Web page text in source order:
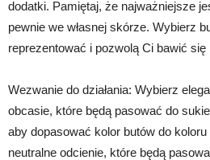
dodatki. Pamiętaj, że najważniejsze
pewnie we własnej skórze. Wybierz
reprezentować i pozwolą Ci bawić się
Wezwanie do działania: Wybierz
obcasie, które będą pasować do
aby dopasować kolor butów do
neutralne odcienie, które będą